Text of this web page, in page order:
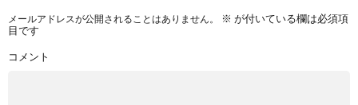
メールアドレスが公開されることはありません。 ※ が付いている欄は必須項
目です
コメント